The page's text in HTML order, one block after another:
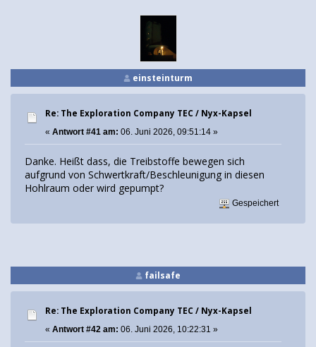
einsteinturm
Re: The Exploration Company TEC / Nyx-Kapsel
« Antwort #41 am: 06. Juni 2026, 09:51:14 »
Danke. Heißt dass, die Treibstoffe bewegen sich
aufgrund von Schwertkraft/Beschleunigung in diesen
Hohlraum oder wird gepumpt?
Gespeichert
failsafe
Re: The Exploration Company TEC / Nyx-Kapsel
« Antwort #42 am: 06. Juni 2026, 10:22:31 »